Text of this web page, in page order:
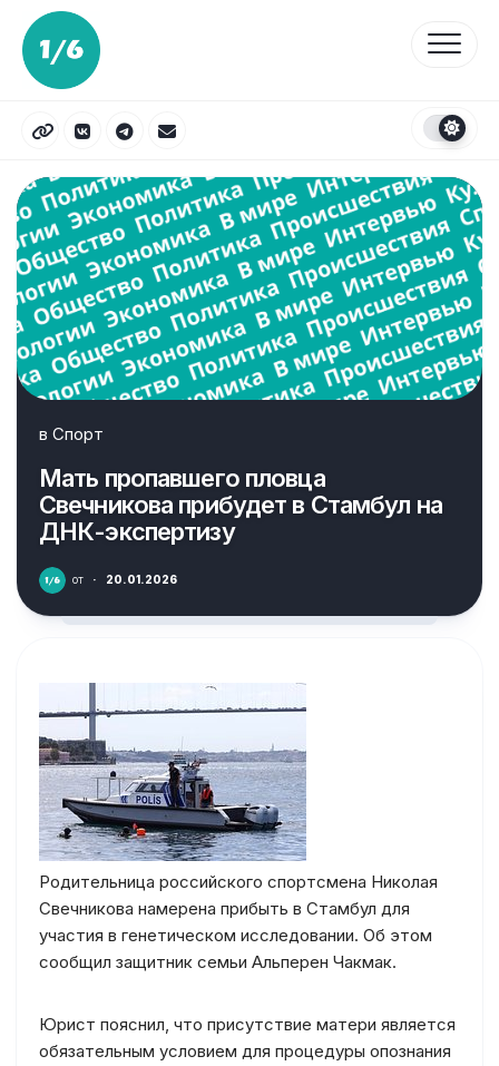
Перейти
содержанию
в Спорт
Мать пропавшего пловца
Свечникова прибудет в Стамбул на
ДНК-экспертизу
от · 20.01.2026
Родительница российского спортсмена Николая
Свечникова намерена прибыть в Стамбул для
участия в генетическом исследовании. Об этом
сообщил защитник семьи Альперен Чакмак.
Юрист пояснил, что присутствие матери является
обязательным условием для процедуры опознания